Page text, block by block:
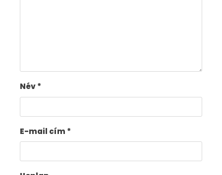
Név*
E-mail cím *